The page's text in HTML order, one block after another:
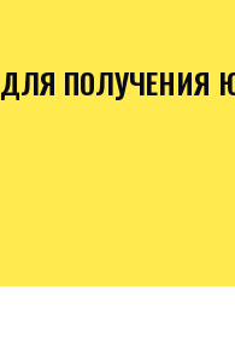
ДЛЯ ПОЛУЧЕНИЯ